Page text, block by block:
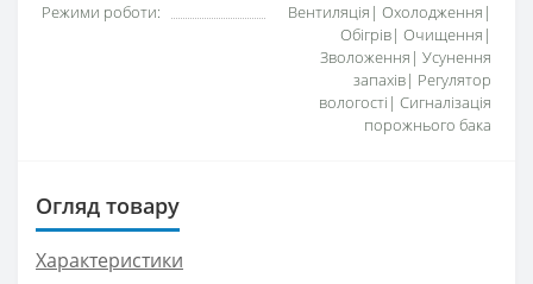
Режими роботи:
Вентиляція| Охолодження|
Обігрів| Очищення|
Зволоження| Усунення
запахів| Регулятор
вологості| Сигналізація
порожнього бака
Огляд товару
Характеристики